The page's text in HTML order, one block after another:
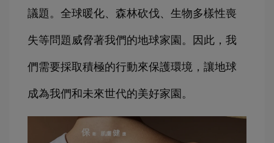
議題。全球暖化、森林砍伐、生物多樣性喪
失等問題威脅著我們的地球家園。因此，我
們需要採取積極的行動來保護環境，讓地球
成為我們和未來世代的美好家園。